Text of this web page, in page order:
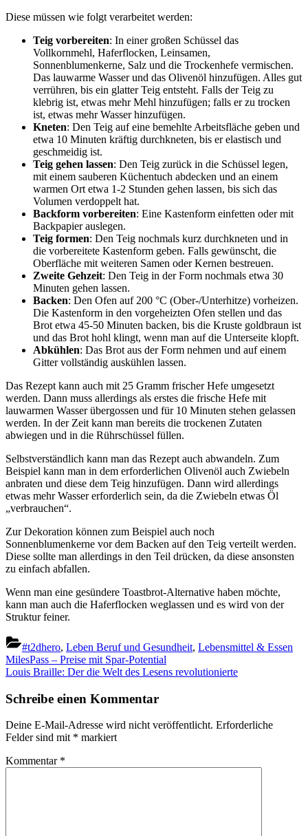
Diese müssen wie folgt verarbeitet werden:
Teig vorbereiten: In einer großen Schüssel das
Vollkornmehl, Haferflocken, Leinsamen,
Sonnenblumenkerne, Salz und die Trockenhefe vermischen.
Das lauwarme Wasser und das Olivenöl hinzufügen. Alles gut
verrühren, bis ein glatter Teig entsteht. Falls der Teig zu
klebrig ist, etwas mehr Mehl hinzufügen; falls er zu trocken
ist, etwas mehr Wasser hinzufügen.
Kneten: Den Teig auf eine bemehlte Arbeitsfläche geben und
etwa 10 Minuten kräftig durchkneten, bis er elastisch und
geschmeidig ist.
Teig gehen lassen: Den Teig zurück in die Schüssel legen,
mit einem sauberen Küchentuch abdecken und an einem
warmen Ort etwa 1-2 Stunden gehen lassen, bis sich das
Volumen verdoppelt hat.
Backform vorbereiten: Eine Kastenform einfetten oder mit
Backpapier auslegen.
Teig formen: Den Teig nochmals kurz durchkneten und in
die vorbereitete Kastenform geben. Falls gewünscht, die
Oberfläche mit weiteren Samen oder Kernen bestreuen.
Zweite Gehzeit: Den Teig in der Form nochmals etwa 30
Minuten gehen lassen.
Backen: Den Ofen auf 200 °C (Ober-/Unterhitze) vorheizen.
Die Kastenform in den vorgeheizten Ofen stellen und das
Brot etwa 45-50 Minuten backen, bis die Kruste goldbraun ist
und das Brot hohl klingt, wenn man auf die Unterseite klopft.
Abkühlen: Das Brot aus der Form nehmen und auf einem
Gitter vollständig auskühlen lassen.
Das Rezept kann auch mit 25 Gramm frischer Hefe umgesetzt
werden. Dann muss allerdings als erstes die frische Hefe mit
lauwarmen Wasser übergossen und für 10 Minuten stehen gelassen
werden. In der Zeit kann man bereits die trockenen Zutaten
abwiegen und in die Rührschüssel füllen.
Selbstverständlich kann man das Rezept auch abwandeln. Zum
Beispiel kann man in dem erforderlichen Olivenöl auch Zwiebeln
anbraten und diese dem Teig hinzufügen. Dann wird allerdings
etwas mehr Wasser erforderlich sein, da die Zwiebeln etwas Öl
„verbrauchen“.
Zur Dekoration können zum Beispiel auch noch
Sonnenblumenkerne vor dem Backen auf den Teig verteilt werden.
Diese sollte man allerdings in den Teil drücken, da diese ansonsten
zu einfach abfallen.
Wenn man eine gesündere Toastbrot-Alternative haben möchte,
kann man auch die Haferflocken weglassen und es wird von der
Struktur feiner.
#t2dhero, Leben Beruf und Gesundheit, Lebensmittel & Essen
Beitragsnavigation
Previous
Post:
MilesPass – Preise mit Spar-Potential
Next
Louis Braille: Der die Welt des Lesens revolutionierte
Schreibe einen Kommentar
Deine E-Mail-Adresse wird nicht veröffentlicht. Erforderliche
Felder sind mit * markiert
Kommentar *